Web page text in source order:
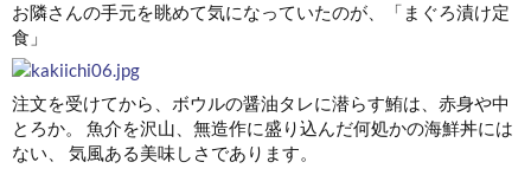
お隣さんの手元を眺めて気になっていたのが、「まぐろ漬け定
食」
注文を受けてから、ボウルの醤油タレに潜らす鮪は、赤身や中
とろか。 魚介を沢山、無造作に盛り込んだ何処かの海鮮丼には
ない、 気風ある美味しさであります。